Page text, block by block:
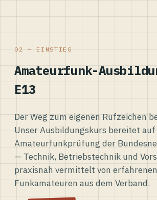
02 — EINSTIEG
Amateurfunk-
E13
Der Weg zum eigenen Rufzeichen
Unser Ausbildungskurs bereitet auf
Amateurfunkprüfung der
— Technik, Betriebstechnik und
praxisnah vermittelt von erfahrenen
Funkamateuren aus dem Verband.